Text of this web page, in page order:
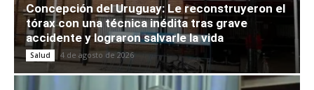
Concepción del Uruguay: Le reconstruyeron el
tórax con una técnica inédita tras grave
accidente y lograron salvarle la vida
Salud 4 de agosto de 2026